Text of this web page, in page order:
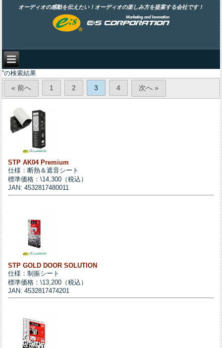
オーディオの感動を伝えたい！オーディオの楽しみ方を提案する会社です！
''の検索結果
« 前へ 1 2 3 4 次へ »
STP AK04 Premium
仕様：断熱＆遮音シート
標準価格：\14,300（税込）
JAN: 4532817480011
STP GOLD DOOR SOLUTION
仕様：制振シート
標準価格：\13,200（税込）
JAN: 4532817474201